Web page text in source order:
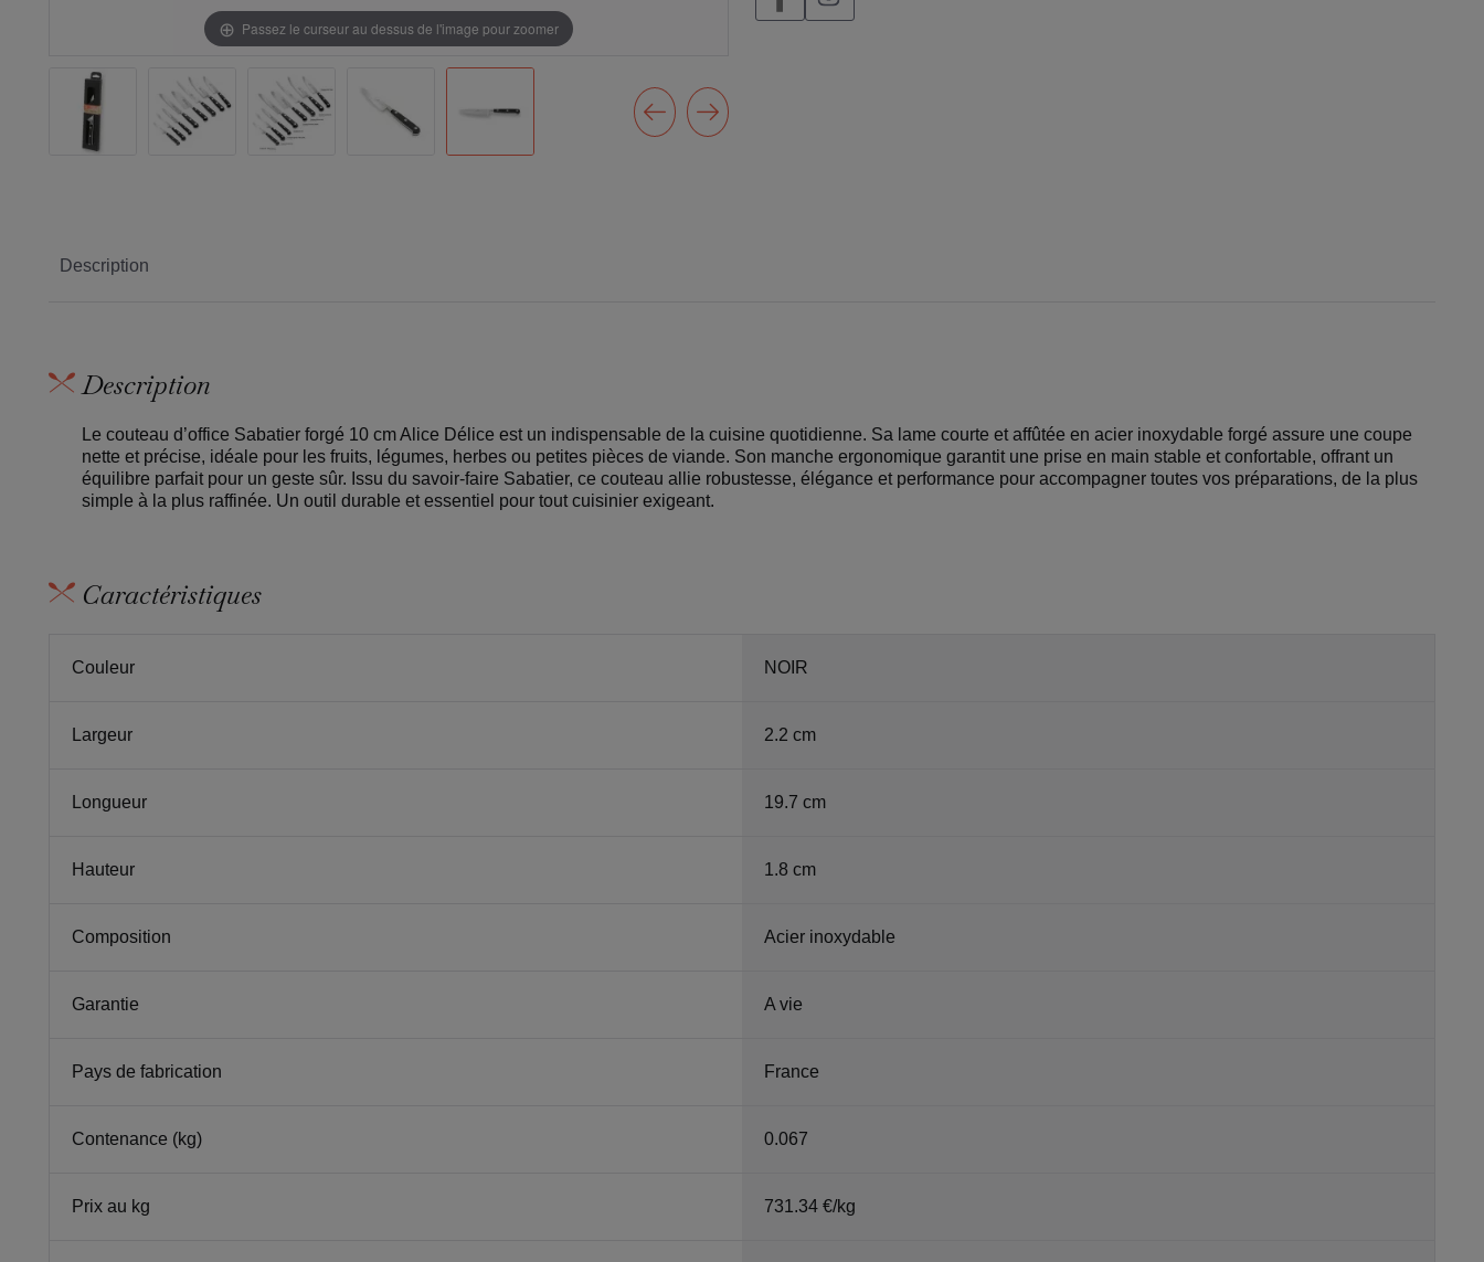
Passez le curseur au dessus de l'image pour zoomer
Description
Description
Le couteau d’office Sabatier forgé 10 cm Alice Délice est un indispensable de la cuisine quotidienne. Sa lame courte et affûtée en acier inoxydable forgé assure une coupe
nette et précise, idéale pour les fruits, légumes, herbes ou petites pièces de viande. Son manche ergonomique garantit une prise en main stable et confortable, offrant un
équilibre parfait pour un geste sûr. Issu du savoir-faire Sabatier, ce couteau allie robustesse, élégance et performance pour accompagner toutes vos préparations, de la plus
simple à la plus raffinée. Un outil durable et essentiel pour tout cuisinier exigeant.
Caractéristiques
Couleur NOIR
Largeur 2.2 cm
Longueur 19.7 cm
Hauteur 1.8 cm
Composition Acier inoxydable
Garantie A vie
Pays de fabrication France
Contenance (kg) 0.067
Prix au kg 731.34 €/kg